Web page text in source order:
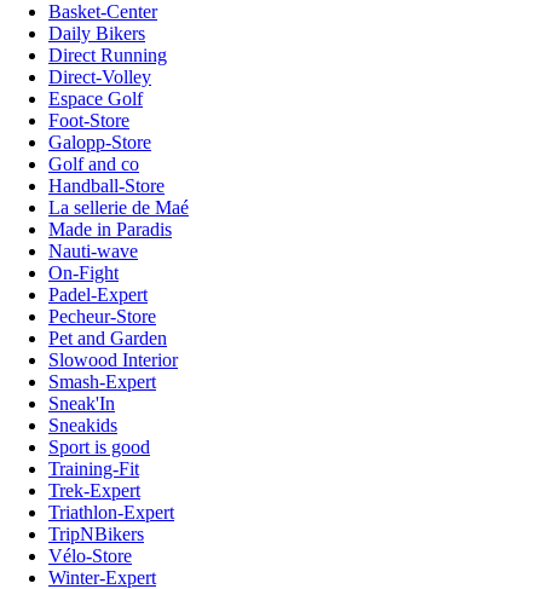
Basket-Center
Daily Bikers
Direct Running
Direct-Volley
Espace Golf
Foot-Store
Galopp-Store
Golf and co
Handball-Store
La sellerie de Maé
Made in Paradis
Nauti-wave
On-Fight
Padel-Expert
Pecheur-Store
Pet and Garden
Slowood Interior
Smash-Expert
Sneak'In
Sneakids
Sport is good
Training-Fit
Trek-Expert
Triathlon-Expert
TripNBikers
Vélo-Store
Winter-Expert